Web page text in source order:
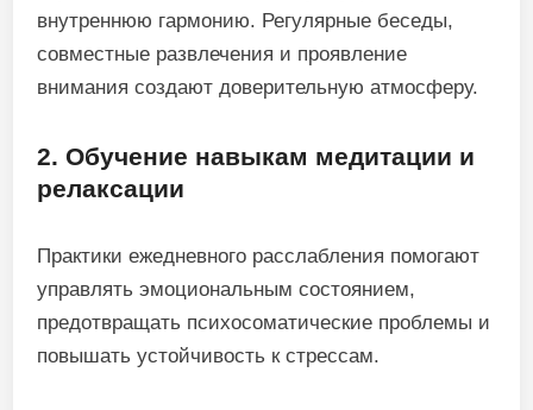
внутреннюю гармонию. Регулярные беседы,
совместные развлечения и проявление
внимания создают доверительную атмосферу.
2. Обучение навыкам медитации и
релаксации
Практики ежедневного расслабления помогают
управлять эмоциональным состоянием,
предотвращать психосоматические проблемы и
повышать устойчивость к стрессам.